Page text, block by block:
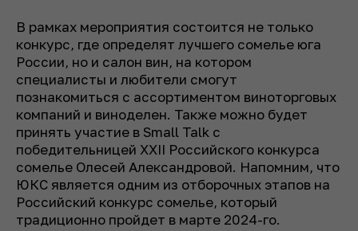
В рамках мероприятия состоится не только
конкурс, где определят лучшего сомелье юга
России, но и салон вин, на котором
специалисты и любители смогут
познакомиться с ассортиментом виноторговых
компаний и виноделен. Также можно будет
принять участие в Small Talk с
победительницей XXII Российского конкурса
сомелье Олесей Александровой. Напомним, что
ЮКС является одним из отборочных этапов на
Российский конкурс сомелье, который
традиционно пройдет в марте 2024-го.